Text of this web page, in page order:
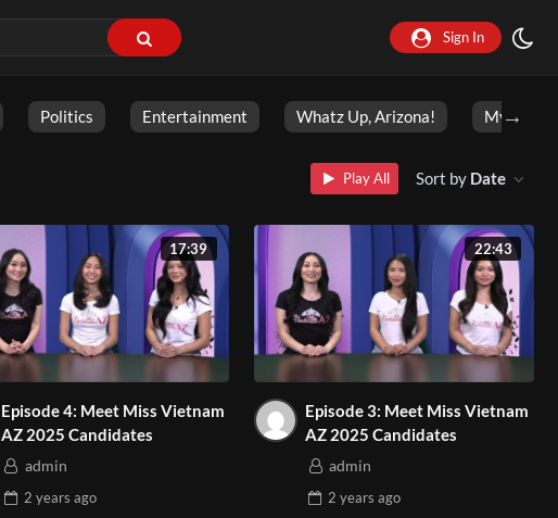
Sign In
Politics Entertainment Whatz Up, Arizona! My
Play All Sort by Date
17:39
Episode 4: Meet Miss Vietnam
AZ 2025 Candidates
admin
2 years ago
22:43
Episode 3: Meet Miss Vietnam
AZ 2025 Candidates
admin
2 years ago